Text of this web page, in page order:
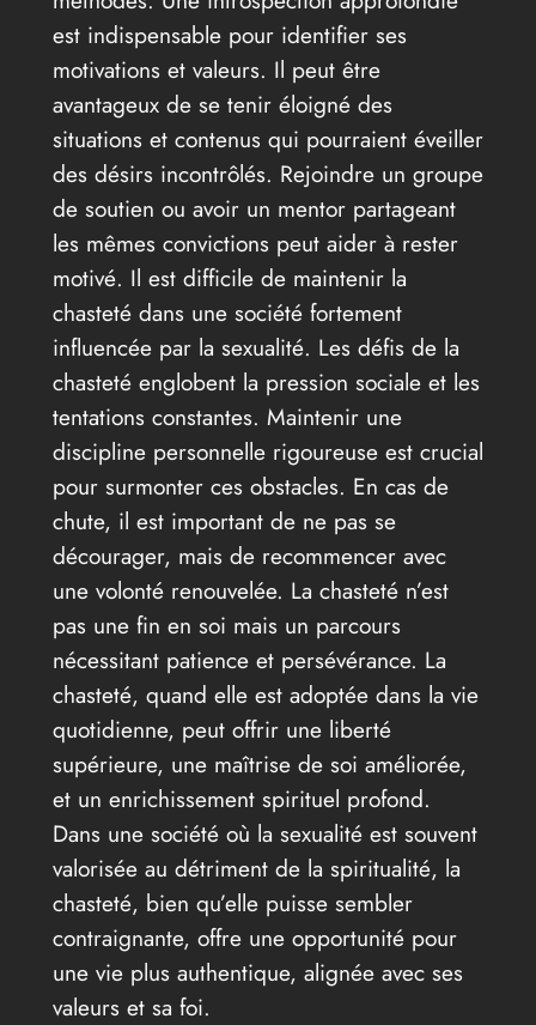
est indispensable pour identifier ses
motivations et valeurs. Il peut être
avantageux de se tenir éloigné des
situations et contenus qui pourraient éveiller
des désirs incontrôlés. Rejoindre un groupe
de soutien ou avoir un mentor partageant
les mêmes convictions peut aider à rester
motivé. Il est difficile de maintenir la
chasteté dans une société fortement
influencée par la sexualité. Les défis de la
chasteté englobent la pression sociale et les
tentations constantes. Maintenir une
discipline personnelle rigoureuse est crucial
pour surmonter ces obstacles. En cas de
chute, il est important de ne pas se
décourager, mais de recommencer avec
une volonté renouvelée. La chasteté n’est
pas une fin en soi mais un parcours
nécessitant patience et persévérance. La
chasteté, quand elle est adoptée dans la vie
quotidienne, peut offrir une liberté
supérieure, une maîtrise de soi améliorée,
et un enrichissement spirituel profond.
Dans une société où la sexualité est souvent
valorisée au détriment de la spiritualité, la
chasteté, bien qu’elle puisse sembler
contraignante, offre une opportunité pour
une vie plus authentique, alignée avec ses
valeurs et sa foi.